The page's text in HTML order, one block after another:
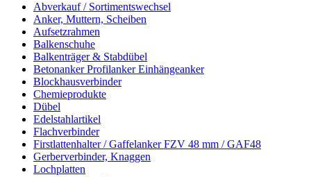
Abverkauf / Sortimentswechsel
Anker, Muttern, Scheiben
Aufsetzrahmen
Balkenschuhe
Balkenträger & Stabdübel
Betonanker Profilanker Einhängeanker
Blockhausverbinder
Chemieprodukte
Dübel
Edelstahlartikel
Flachverbinder
Firstlattenhalter / Gaffelanker FZV 48 mm / GAF48
Gerberverbinder, Knaggen
Lochplatten